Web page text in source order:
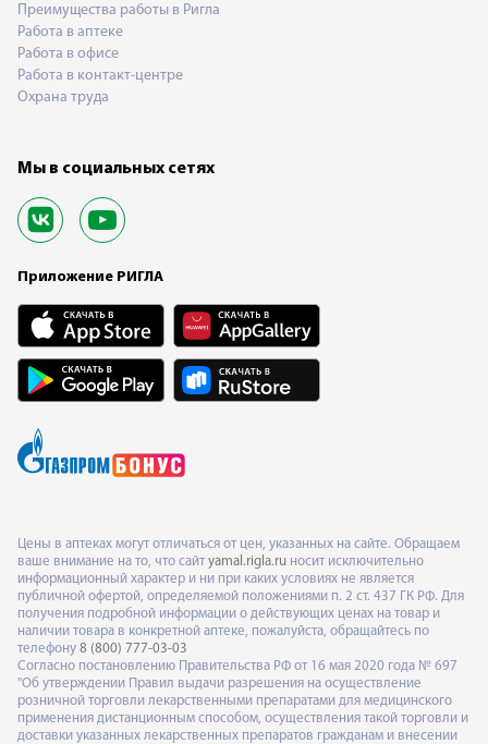
Преимущества работы в Ригла
Работа в аптеке
Работа в офисе
Работа в контакт-центре
Охрана труда
Мы в социальных сетях
Приложение РИГЛА
Цены в аптеках могут отличаться от цен, указанных на сайте. Обращаем
ваше внимание на то, что сайт yamal.rigla.ru носит исключительно
информационный характер и ни при каких условиях не является
публичной офертой, определяемой положениями п. 2 ст. 437 ГК РФ. Для
получения подробной информации о действующих ценах на товар и
наличии товара в конкретной аптеке, пожалуйста, обращайтесь по
телефону 8 (800) 777-03-03
Согласно постановлению Правительства РФ от 16 мая 2020 года № 697
"Об утверждении Правил выдачи разрешения на осуществление
розничной торговли лекарственными препаратами для медицинского
применения дистанционным способом, осуществления такой торговли и
доставки указанных лекарственных препаратов гражданам и внесении